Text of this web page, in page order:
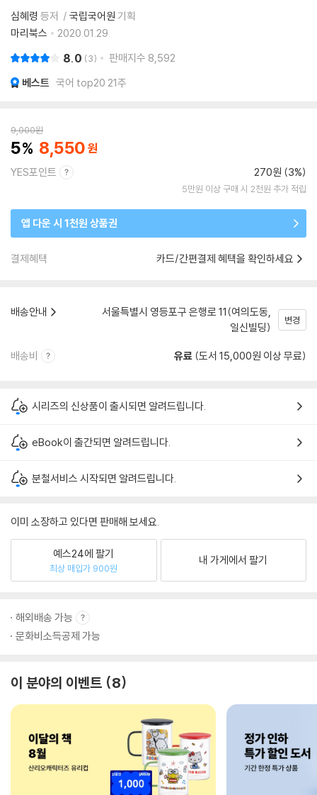
심혜령 등저 국립국어원 기획
마리북스
2020.01.29.
8.0 3 판매지수 8,592
베스트 국어 top20 21주
9,000원
5 8,550
YES포인트 270원 (3%)
5만원 이상 구매 시 2천원 추가 적립
앱 다운 시 1천원 상품권
결제혜택 카드/간편결제 혜택을 확인하세요
배송안내
서울특별시 영등포구 은행로 11(여의도동,
일신빌딩)
변경
배송비 유료 (도서 15,000원 이상 무료)
시리즈의 신상품이 출시되면 알려드립니다.
eBook이 출간되면 알려드립니다.
분철서비스 시작되면 알려드립니다.
이미 소장하고 있다면 판매해 보세요.
예스24에 팔기
최상 매입가 900원
내 가게에서 팔기
해외배송 가능
문화비소득공제 가능
이 분야의 이벤트 8